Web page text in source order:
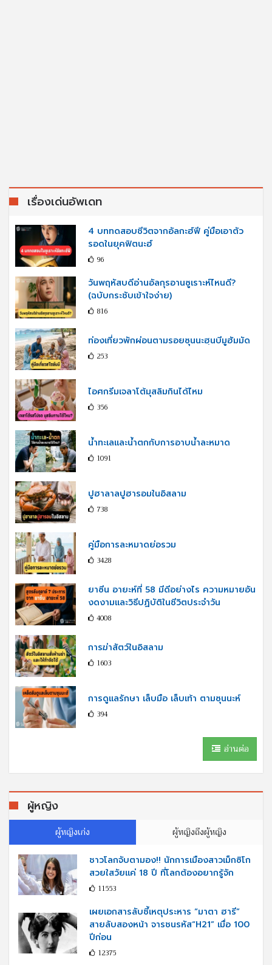
เรื่องเด่นอัพเดท
4 บททดสอบชีวิตจากอัลกะฮ์ฟี คู่มือเอาตัว
รอดในยุคฟิตนะฮ์
96
วันพฤหัสบดีอ่านอัลกุรอานซูเราะห์ไหนดี?
(ฉบับกระชับเข้าใจง่าย)
816
ท่องเที่ยวพักผ่อนตามรอยซุนนะฮฺนบีมูฮัมมัด
253
ไอศกรีมเจลาโต้มุสลิมกินได้ไหม
356
น้ำทะเลและน้ำตกกับการอาบน้ำละหมาด
1091
ปูฮาลาลปูฮารอมในอิสลาม
738
คู่มือการละหมาดย่อรวม
3428
ยาซีน อายะห์ที่ 58 มีดีอย่างไร ความหมายอัน
งดงามและวิธีปฏิบัติในชีวิตประจำวัน
4008
การฆ่าสัตว์ในอิสลาม
1603
การดูแลรักษา เล็บมือ เล็บเท้า ตามซุนนะห์
394
อ่านต่อ
ผู้หญิง
ผู้หญิงเก่ง ผู้หญิงถึงผู้หญิง
ชาวโลกจับตามอง!! นักการเมืองสาวเม็กซิโก
สวยใสวัยแค่ 18 ปี ที่โลกต้องอยากรู้จัก
11553
เผยเอกสารลับชี้เหตุประหาร “มาตา ฮารี”
สายลับสองหน้า จารชนรหัส“H21” เมื่อ 100
ปีก่อน
12375